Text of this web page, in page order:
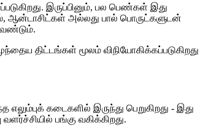
இருப்பினும், பல பெண்கள் இது
ஆன்டாசிட்கள் அல்லது பால் பொருட்களுடன்
திட்டங்கள் மூலம் விநியோகிக்கப்படுகிறது
கடைகளில் இருந்து பெறுகிறது - இது
பங்கு வகிக்கிறது.